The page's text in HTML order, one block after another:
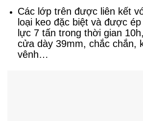
Các lớp trên được liên kết
loại keo đặc biệt và được
lực 7 tấn trong thời gian
cửa dày 39mm, chắc chắn,
vênh…